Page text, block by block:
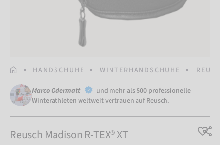
STARTSEITEHANDSCHUHE WINTERHANDSCHUHE
Marco Odermatt und mehr als500 professionelle
Winterathleten weltweit vertrauen auf Reusch.
Reusch Madison R-TEX® XT